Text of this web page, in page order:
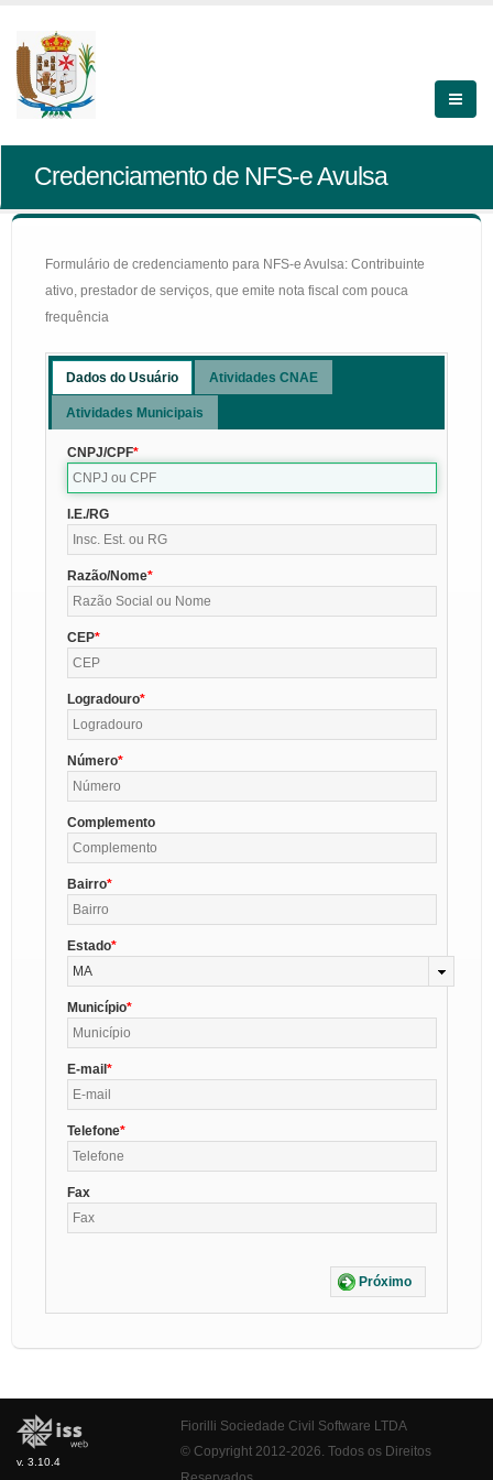
Credenciamento de NFS-e Avulsa
Formulário de credenciamento para NFS-e Avulsa: Contribuinte
ativo, prestador de serviços, que emite nota fiscal com pouca
frequência
Dados do Usuário Atividades CNAE
Atividades Municipais
CNPJ/CPF
I.E./RG
Razão/Nome
CEP
Logradouro
Número
Complemento
Bairro
Estado
MA
Município
E-mail
Telefone
Fax
Próximo
v. 3.10.4
Fiorilli Sociedade Civil Software LTDA
© Copyright 2012-2026. Todos os Direitos